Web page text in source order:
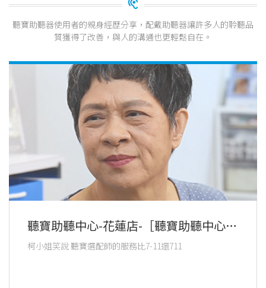
聽寶助聽器使用者的親身經歷分享，配戴助聽器讓許多人的聆聽品
質獲得了改善，與人的溝通也更輕鬆自在。
聽寶助聽中心-花蓮店-［聽寶助聽中心‧
花蓮店］客戶推薦｜柯小姐
柯小姐笑說 聽寶選配師的服務比7-11還711